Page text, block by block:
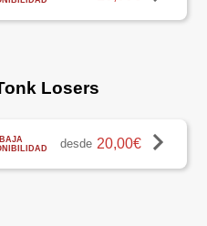
Losers
BAJA
desde 20,00€